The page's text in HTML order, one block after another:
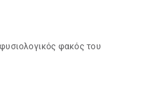
φακός του